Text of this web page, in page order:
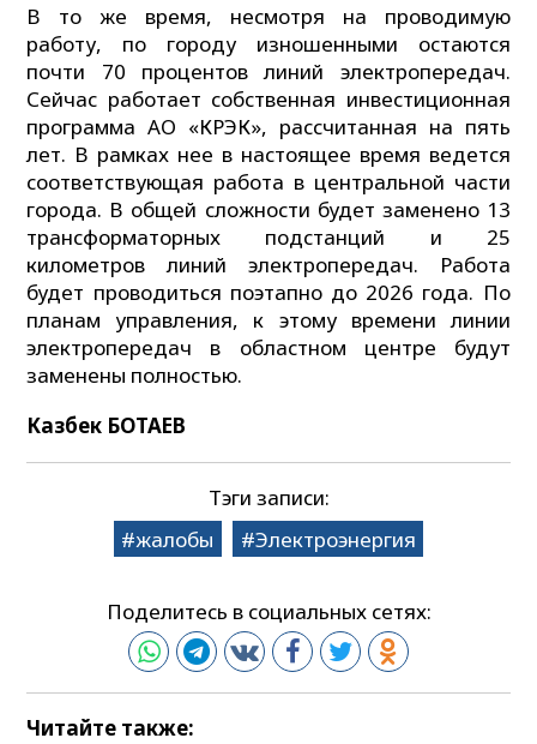
В то же время, несмотря на проводимую
работу, по городу изношенными остаются
почти 70 процентов линий электропередач.
Сейчас работает собственная инвестиционная
программа АО «КРЭК», рассчитанная на пять
лет. В рамках нее в настоящее время ведется
соответствующая работа в центральной части
города. В общей сложности будет заменено 13
трансформаторных подстанций и 25
километров линий электропередач. Работа
будет проводиться поэтапно до 2026 года. По
планам управления, к этому времени линии
электропередач в областном центре будут
заменены полностью.
Казбек БОТАЕВ
Тэги записи:
жалобы
Электроэнергия
Поделитесь в социальных сетях:
Читайте также: